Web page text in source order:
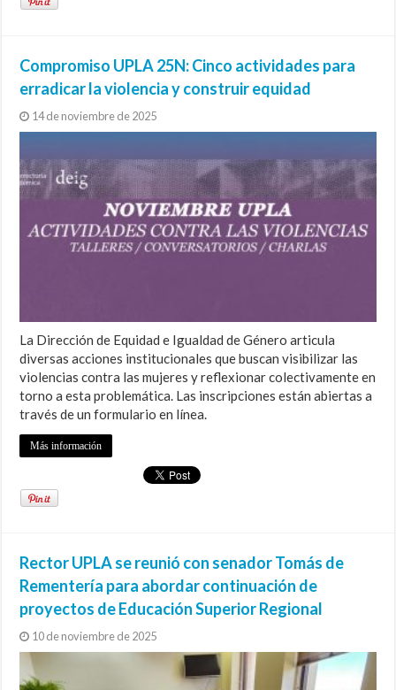
Compromiso UPLA 25N: Cinco actividades para
erradicar la violencia y construir equidad
14 de noviembre de 2025
La Dirección de Equidad e Igualdad de Género articula
diversas acciones institucionales que buscan visibilizar las
violencias contra las mujeres y reflexionar colectivamente en
torno a esta problemática. Las inscripciones están abiertas a
través de un formulario en línea.
Más información
Rector UPLA se reunió con senador Tomás de
Rementería para abordar continuación de
proyectos de Educación Superior Regional
10 de noviembre de 2025